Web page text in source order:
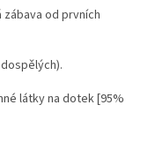
od prvních
látky na dotek [95%